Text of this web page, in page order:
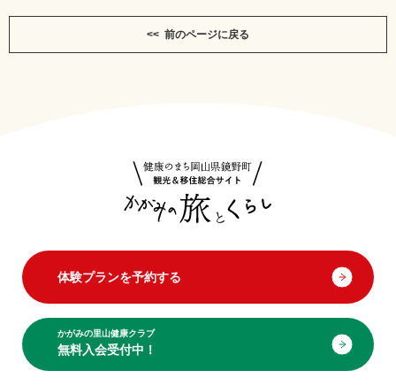
<< 前のページに戻る
体験プランを予約する
かがみの里山健康クラブ
無料入会受付中！